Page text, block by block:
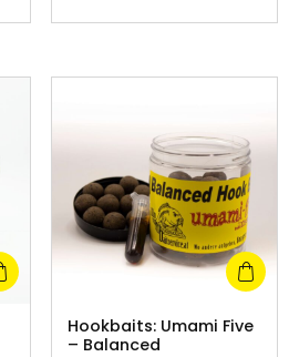
Hookbaits: Umami Five
– Balanced